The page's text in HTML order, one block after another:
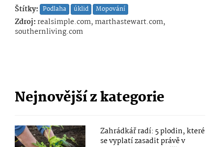
Štítky: Podlaha úklid Mopování
Zdroj:realsimple.com, marthastewart.com,
southernliving.com
Nejnovější z kategorie
Zahrádkář radí: 5 plodin, které
se vyplatí zasadit právě v